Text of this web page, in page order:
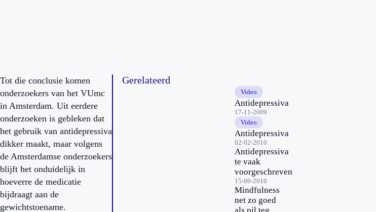
Tot die conclusie komen
onderzoekers van het VUmc
in Amsterdam. Uit eerdere
onderzoeken is gebleken dat
het gebruik van antidepressiva
dikker maakt, maar volgens
de Amsterdamse onderzoekers
blijft het onduidelijk in
hoeverre de medicatie
bijdraagt aan de
gewichtstoename.
Gerelateerd
Video
Antidepressiva
17-11-2009
Video
Antidepressiva
02-02-2010
Antidepressiva
te vaak
voorgeschreven
15-06-2010
Mindfulness
net zo goed